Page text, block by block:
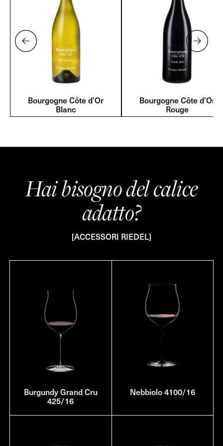
Bourgogne Côte d’Or
Blanc
Bourgogne Côte d’Or
Rouge
Hai bisogno del calice
adatto?
[ACCESSORI RIEDEL]
Burgundy Grand Cru
425/16
Nebbiolo 4100/16